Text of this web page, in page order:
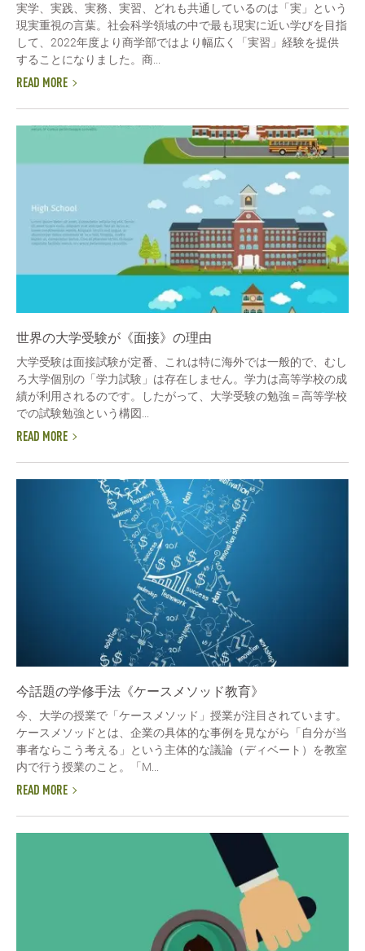
実学、実践、実務、実習、どれも共通しているのは「実」という
現実重視の言葉。社会科学領域の中で最も現実に近い学びを目指
して、2022年度より商学部ではより幅広く「実習」経験を提供
することになりました。商...
READ MORE
世界の大学受験が《面接》の理由
大学受験は面接試験が定番、これは特に海外では一般的で、むし
ろ大学個別の「学力試験」は存在しません。学力は高等学校の成
績が利用されるのです。したがって、大学受験の勉強＝高等学校
での試験勉強という構図...
READ MORE
今話題の学修手法《ケースメソッド教育》
今、大学の授業で「ケースメソッド」授業が注目されています。
ケースメソッドとは、企業の具体的な事例を見ながら「自分が当
事者ならこう考える」という主体的な議論（ディベート）を教室
内で行う授業のこと。「M...
READ MORE